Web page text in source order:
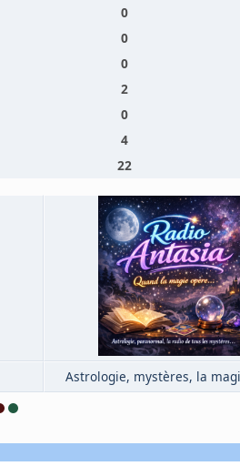
0
0
0
2
0
4
22
Astrologie, mystères, la